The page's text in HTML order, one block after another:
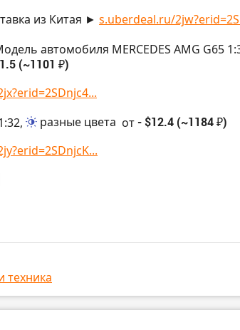
из Китая ► s.uberdeal.ru/
автомобиля MERCEDES AMG G65
(~1101 ₽)
разные цвета от- $12.4 (~1184 ₽)